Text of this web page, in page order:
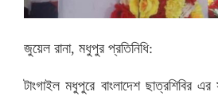
জুয়েল রানা, মধুপুর প্রতিনিধি:
টাংগাইল মধুপুরে বাংলাদেশ ছাত্রশিবির এর